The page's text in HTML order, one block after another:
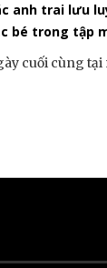
anh trai lưu
bé trong tập
cuối cùng tại